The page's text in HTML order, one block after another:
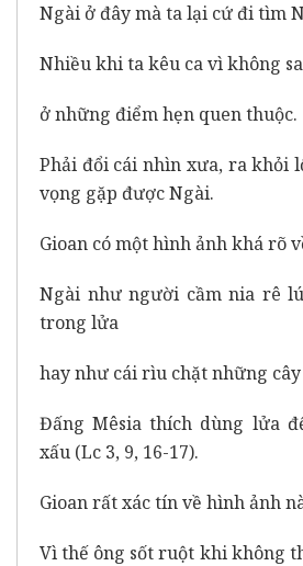
Ngài ở đây mà ta lại cứ đi tìm
Nhiều khi ta kêu ca vì không
ở những điểm hẹn quen thuộc.
Phải đổi cái nhìn xưa, ra khỏi
vọng gặp được Ngài.
Gioan có một hình ảnh khá rõ
Ngài như người cầm nia rê
trong lửa
hay như cái rìu chặt những
Đấng Mêsia thích dùng lửa
xấu (Lc 3, 9, 16-17).
Gioan rất xác tín về hình ảnh
Vì thế ông sốt ruột khi không